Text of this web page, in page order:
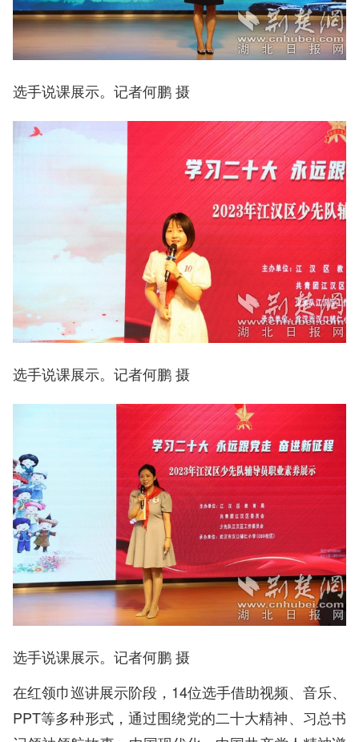
选手说课展示。记者何鹏 摄
选手说课展示。记者何鹏 摄
选手说课展示。记者何鹏 摄
在红领巾巡讲展示阶段，14位选手借助视频、音乐、
PPT等多种形式，通过围绕党的二十大精神、习总书